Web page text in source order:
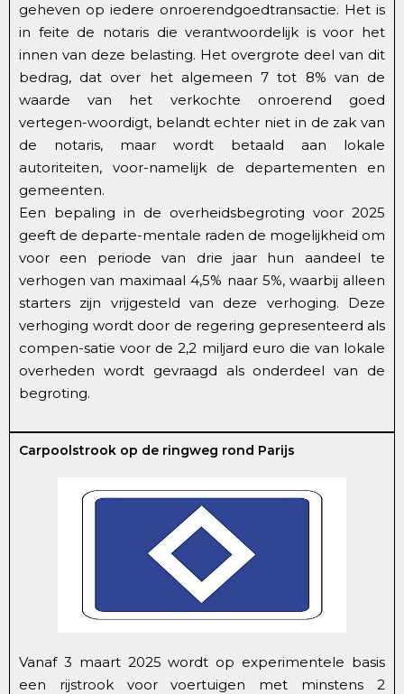
geheven op iedere onroerendgoedtransactie. Het is
in feite de notaris die verantwoordelijk is voor het
innen van deze belasting. Het overgrote deel van dit
bedrag, dat over het algemeen 7 tot 8% van de
waarde van het verkochte onroerend goed
vertegen-woordigt, belandt echter niet in de zak van
de notaris, maar wordt betaald aan lokale
autoriteiten, voor-namelijk de departementen en
gemeenten.
Een bepaling in de overheidsbegroting voor 2025
geeft de departe-mentale raden de mogelijkheid om
voor een periode van drie jaar hun aandeel te
verhogen van maximaal 4,5% naar 5%, waarbij alleen
starters zijn vrijgesteld van deze verhoging. Deze
verhoging wordt door de regering gepresenteerd als
compen-satie voor de 2,2 miljard euro die van lokale
overheden wordt gevraagd als onderdeel van de
begroting.
Carpoolstrook op de ringweg rond Parijs
Vanaf 3 maart 2025 wordt op experimentele basis
een rijstrook voor voertuigen met minstens 2